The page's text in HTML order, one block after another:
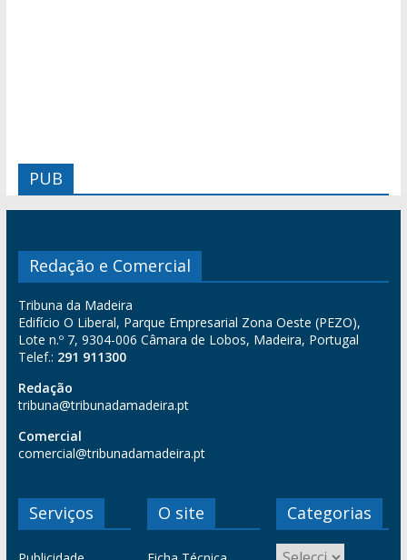
PUB
Redação e Comercial
Tribuna da Madeira
Edifício O Liberal, Parque Empresarial Zona Oeste (PEZO),
Lote n.º 7, 9304-006 Câmara de Lobos, Madeira, Portugal
Telef.: 291 911300
Redação
tribuna@tribunadamadeira.pt
Comercial
comercial@tribunadamadeira.pt
Serviços O site Categorias